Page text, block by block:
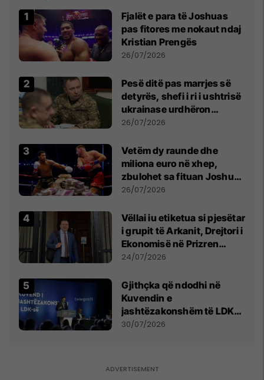
Fjalët e para të Joshuas
pas fitores me nokaut ndaj
Kristian Prengës
26/07/2026
Pesë ditë pas marrjes së
detyrës, shefi i ri i ushtrisë
ukrainase urdhëron
kontroll të madh
26/07/2026
Vetëm dy raunde dhe
miliona euro në xhep,
zbulohet sa fituan Joshua
e Prenga
26/07/2026
Vëllai iu etiketua si pjesëtar
i grupit të Arkanit, Drejtori i
Ekonomisë në Prizren
mohon pretendimet
24/07/2026
Gjithçka që ndodhi në
Kuvendin e
jashtëzakonshëm të LDK-
së
30/07/2026